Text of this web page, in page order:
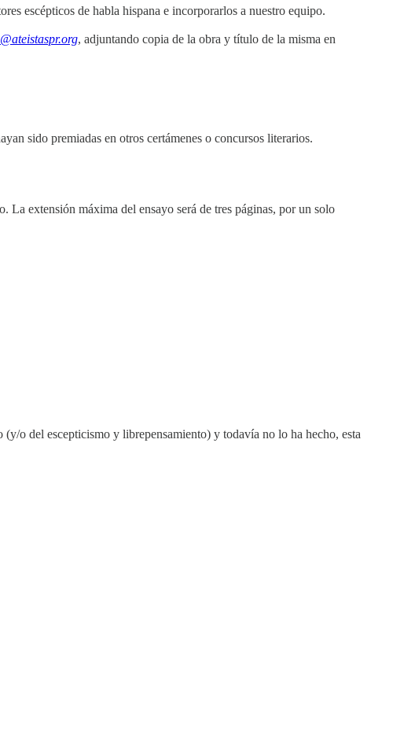
escépticos de habla hispana e incorporarlos a nuestro equipo.
, adjuntando copia de la obra y título de la misma en
sido premiadas en otros certámenes o concursos literarios.
La extensión máxima del ensayo será de tres páginas, por un solo
o del escepticismo y librepensamiento) y todavía no lo ha hecho, esta